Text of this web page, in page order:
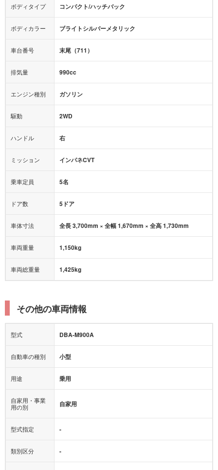
カーナビ：メモリーナビ他
ミュージックプレイヤー接続可
後席モニター
カメラ：バック
エアバッグ：
運転席 助手席
衝撃緩和ヘッドレスト
サポカー
アダプティブクルーズコントロール
ヒルディセントコントロール
オートマチックハイビーム
ボディタイプ コンパクト/ハッチバック
ボディカラー ブライトシルバーメタリック
車台番号 末尾（711）
排気量 990cc
エンジン種別 ガソリン
駆動 2WD
ハンドル 右
ミッション インパネCVT
乗車定員 5名
ドア数 5ドア
車体寸法 全長 3,700mm × 全幅 1,670mm × 全高 1,730mm
車両重量 1,150kg
車両総重量 1,425kg
その他の車両情報
型式 DBA-M900A
自動車の種別 小型
用途 乗用
自家用・事業
用の別
自家用
型式指定 -
類別区分 -